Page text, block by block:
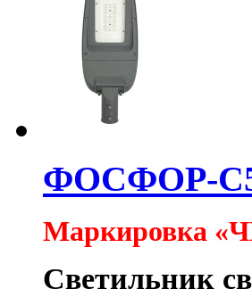
ФОСФОР-
Маркировка
Светильник